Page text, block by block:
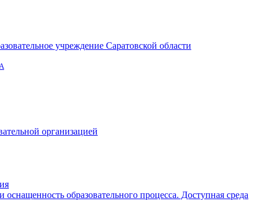
учреждение Саратовской области
организацией
образовательного процесса. Доступная среда